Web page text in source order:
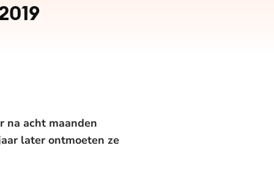
na acht maanden
later ontmoeten ze